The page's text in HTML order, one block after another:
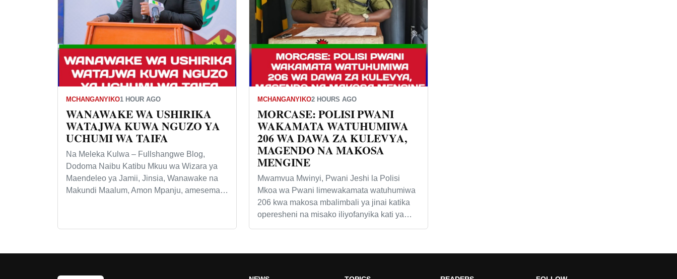
MCHANGANYIKO1 HOUR AGO
WANAWAKE WA USHIRIKA
WATAJWA KUWA NGUZO YA
UCHUMI WA TAIFA
Na Meleka Kulwa – Fullshangwe Blog,
Dodoma Naibu Katibu Mkuu wa Wizara ya
Maendeleo ya Jamii, Jinsia, Wanawake na
Makundi Maalum, Amon Mpanju, amesema…
MCHANGANYIKO2 HOURS AGO
MORCASE: POLISI PWANI
WAKAMATA WATUHUMIWA
206 WA DAWA ZA KULEVYA,
MAGENDO NA MAKOSA
MENGINE
Mwamvua Mwinyi, Pwani Jeshi la Polisi
Mkoa wa Pwani limewakamata watuhumiwa
206 kwa makosa mbalimbali ya jinai katika
operesheni na misako iliyofanyika kati ya…